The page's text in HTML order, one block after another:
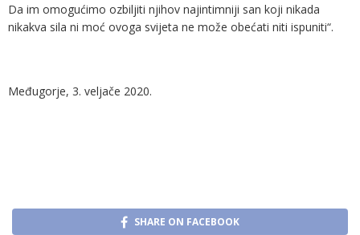
Da im omogućimo ozbiljiti njihov najintimniji san koji nikada
nikakva sila ni moć ovoga svijeta ne može obećati niti ispuniti“.
Međugorje, 3. veljače 2020.
SHARE ON FACEBOOK